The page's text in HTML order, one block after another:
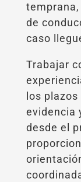
de
caso
Trabajar
los
evidencia
desde el